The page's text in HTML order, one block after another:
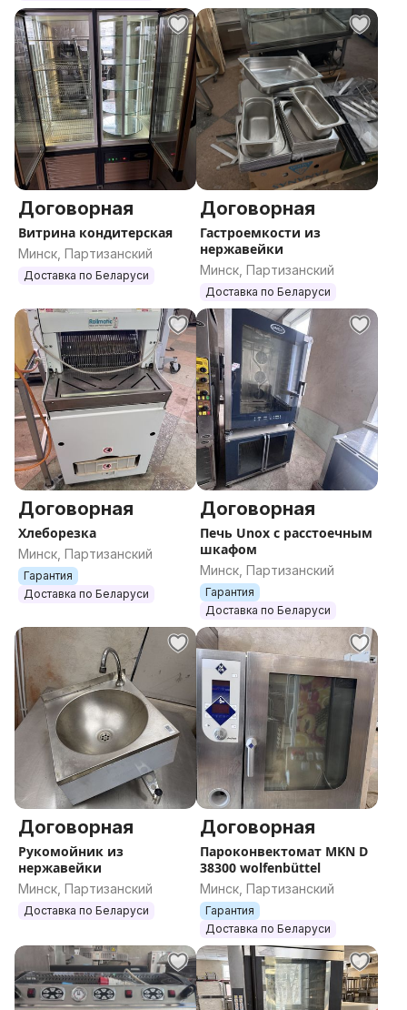
Договорная
Витрина кондитерская
Минск, Партизанский
Доставка по Беларуси
Договорная
Гастроемкости из
нержавейки
Минск, Партизанский
Доставка по Беларуси
Договорная
Хлеборезка
Минск, Партизанский
Гарантия
Доставка по Беларуси
Договорная
Печь Unox с расстоечным
шкафом
Минск, Партизанский
Гарантия
Доставка по Беларуси
Договорная
Рукомойник из
нержавейки
Минск, Партизанский
Доставка по Беларуси
Договорная
Пароконвектомат MKN D
38300 wolfenbüttel
Минск, Партизанский
Гарантия
Доставка по Беларуси